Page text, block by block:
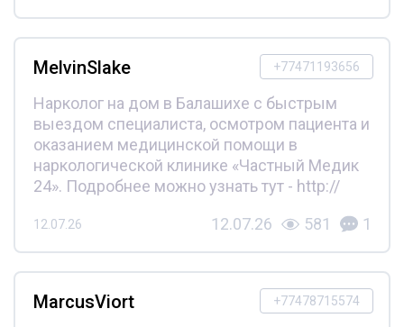
+77471193656
MelvinSlake
Нарколог на дом в Балашихе с быстрым
выездом специалиста, осмотром пациента и
оказанием медицинской помощи в
наркологической клинике «Частный Медик
24». Подробнее можно узнать тут - http://
12.07.26 12.07.26 581 1
+77478715574
MarcusViort